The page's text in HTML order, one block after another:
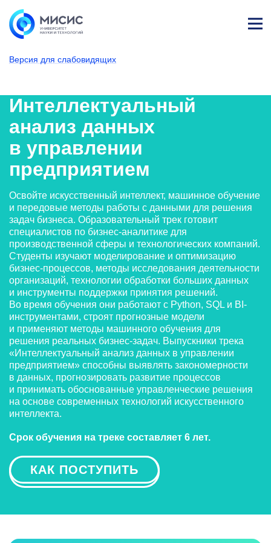
Версия для слабовидящих
т
Интеллектуальный
анализ данных
в управлении
предприятием
Освойте искусственный интеллект, машинное обучение
и передовые методы работы с данными для решения
задач бизнеса. Образовательный трек готовит
специалистов по бизнес-аналитике для
производственной сферы и технологических компаний.
Студенты изучают моделирование и оптимизацию
бизнес-процессов, методы исследования деятельности
организаций, технологии обработки больших данных
и инструменты поддержки принятия решений.
Во время обучения они работают с Python, SQL и BI-
инструментами, строят прогнозные модели
и применяют методы машинного обучения для
решения реальных бизнес-задач. Выпускники трека
«Интеллектуальный анализ данных в управлении
предприятием» способны выявлять закономерности
в данных, прогнозировать развитие процессов
и принимать обоснованные управленческие решения
на основе современных технологий искусственного
интеллекта.
Срок обучения на треке составляет 6 лет.
КАК ПОСТУПИТЬ